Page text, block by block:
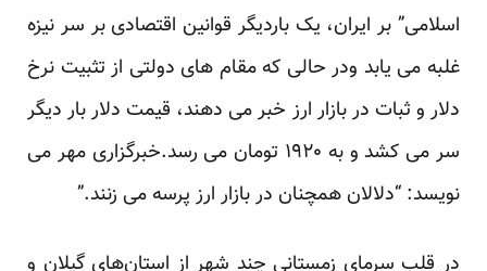
اسلامی” بر ایران، یک باردیگر قوانین اقتصادی بر سر نیزه
غلبه می یابد ودر حالی که مقام های دولتی از تثبیت نرخ
دلار و ثبات در بازار ارز خبر می دهند، قیمت دلار بار دیگر
سر می کشد و به ۱۹۲۰ تومان می رسد.خبرگزاری مهر می
نویسد: “دلالان همچنان در بازار ارز پرسه می زنند.”
در قلب سرمای زمستانی چند شهر از استان‌های گیلان و